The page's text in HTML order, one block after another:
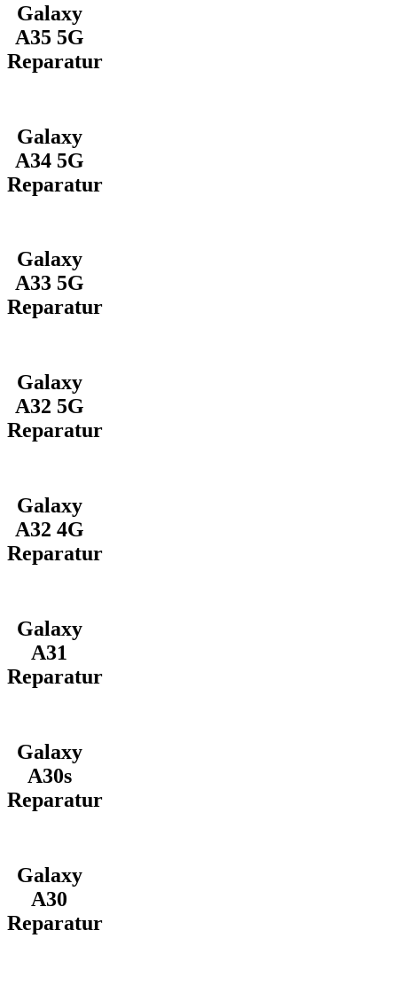
Galaxy
A35 5G
Reparatur
Galaxy
A34 5G
Reparatur
Galaxy
A33 5G
Reparatur
Galaxy
A32 5G
Reparatur
Galaxy
A32 4G
Reparatur
Galaxy
A31
Reparatur
Galaxy
A30s
Reparatur
Galaxy
A30
Reparatur